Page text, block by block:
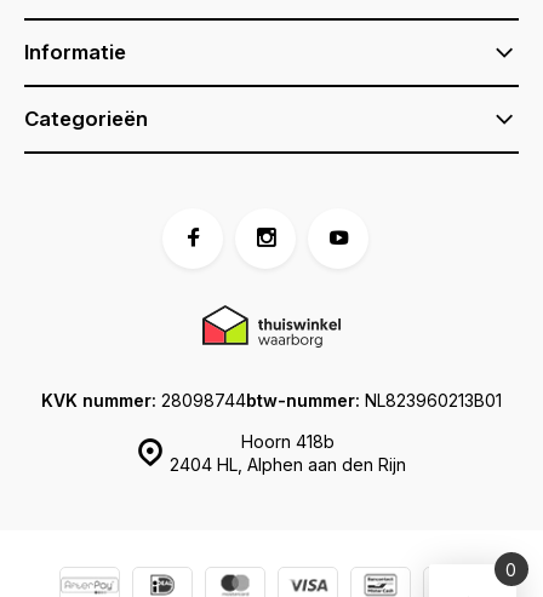
Informatie
Categorieën
Hoorn 418b
2404 HL, Alphen aan den Rijn
KVK nummer: 28098744btw-nummer: NL823960213B01
0